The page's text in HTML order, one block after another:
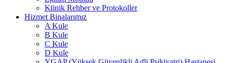
Klinik Rehber ve Protokoller
Hizmet Binalarımız
A Kule
B Kule
C Kule
D Kule